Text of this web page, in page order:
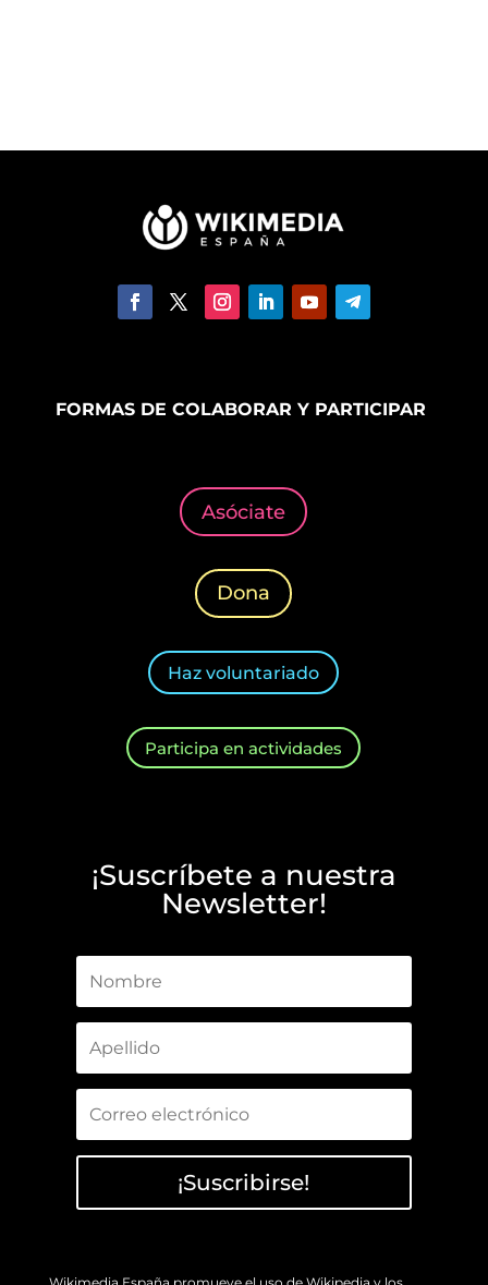
FORMAS DE COLABORAR Y PARTICIPAR
Asóciate
Dona
Haz voluntariado
Participa en actividades
¡Suscríbete a nuestra
Newsletter!
¡Suscribirse!